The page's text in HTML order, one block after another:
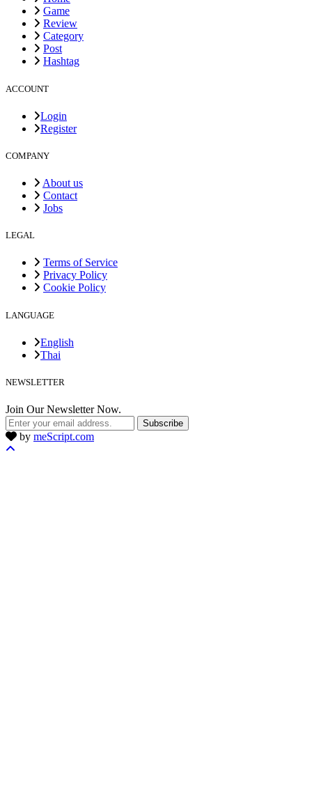
Game
Review
Category
Post
Hashtag
ACCOUNT
Login
Register
COMPANY
About us
Contact
Jobs
LEGAL
Terms of Service
Privacy Policy
Cookie Policy
LANGUAGE
English
Thai
NEWSLETTER
Join Our Newsletter Now.
Subscribe
by meScript.com